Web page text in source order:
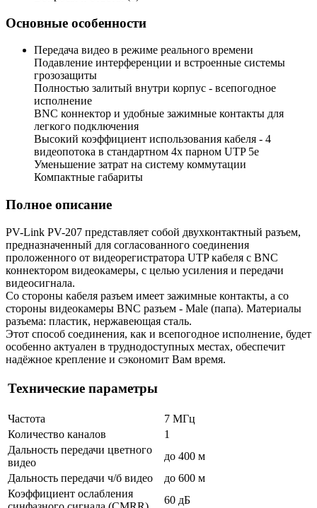
Основные особенности
Передача видео в режиме реального времени
Подавление интерференции и встроенные системы
грозозащиты
Полностью залитый внутри корпус - всепогодное
исполнение
BNC коннектор и удобные зажимные контакты для
легкого подключения
Высокий коэффициент использования кабеля - 4
видеопотока в стандартном 4х парном UTP 5e
Уменьшение затрат на систему коммутации
Компактные габариты
Полное описание
PV-Link PV-207 представляет собой двухконтактный разъем,
предназначенный для согласованного соединения
проложенного от видеорегистратора UTP кабеля с BNC
коннектором видеокамеры, с целью усиления и передачи
видеосигнала.
Со стороны кабеля разъем имеет зажимные контакты, а со
стороны видеокамеры BNC разъем - Male (папа). Материалы
разъема: пластик, нержавеющая сталь.
Этот способ соединения, как и всепогодное исполнение, будет
особенно актуален в труднодоступных местах, обеспечит
надёжное крепление и сэкономит Вам время.
Технические параметры
Частота
7 МГц
Количество каналов
1
Дальность передачи цветного
видео
до 400 м
Дальность передачи ч/б видео
до 600 м
Коэффициент ослабления
60 дБ